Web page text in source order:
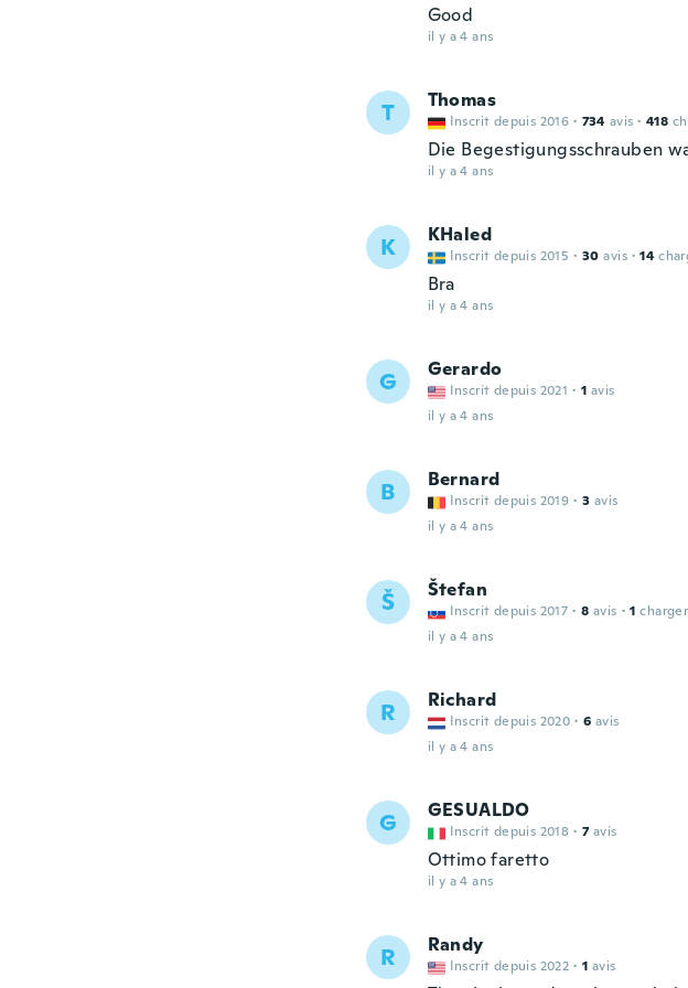
Good
il y a 4 ans
T Thomas
Inscrit depuis 2016 · 734 avis · 418
Die Begestigungsschrauben
il y a 4 ans
K KHaled
Inscrit depuis 2015 · 30 avis · 14
Bra
il y a 4 ans
G Gerardo
Inscrit depuis 2021 · 1 avis
il y a 4 ans
B Bernard
Inscrit depuis 2019 · 3 avis
il y a 4 ans
Š Štefan
Inscrit depuis 2017 · 8 avis · 1
il y a 4 ans
R Richard
Inscrit depuis 2020 · 6 avis
il y a 4 ans
G GESUALDO
Inscrit depuis 2018 · 7 avis
Ottimo faretto
il y a 4 ans
R Randy
Inscrit depuis 2022 · 1 avis